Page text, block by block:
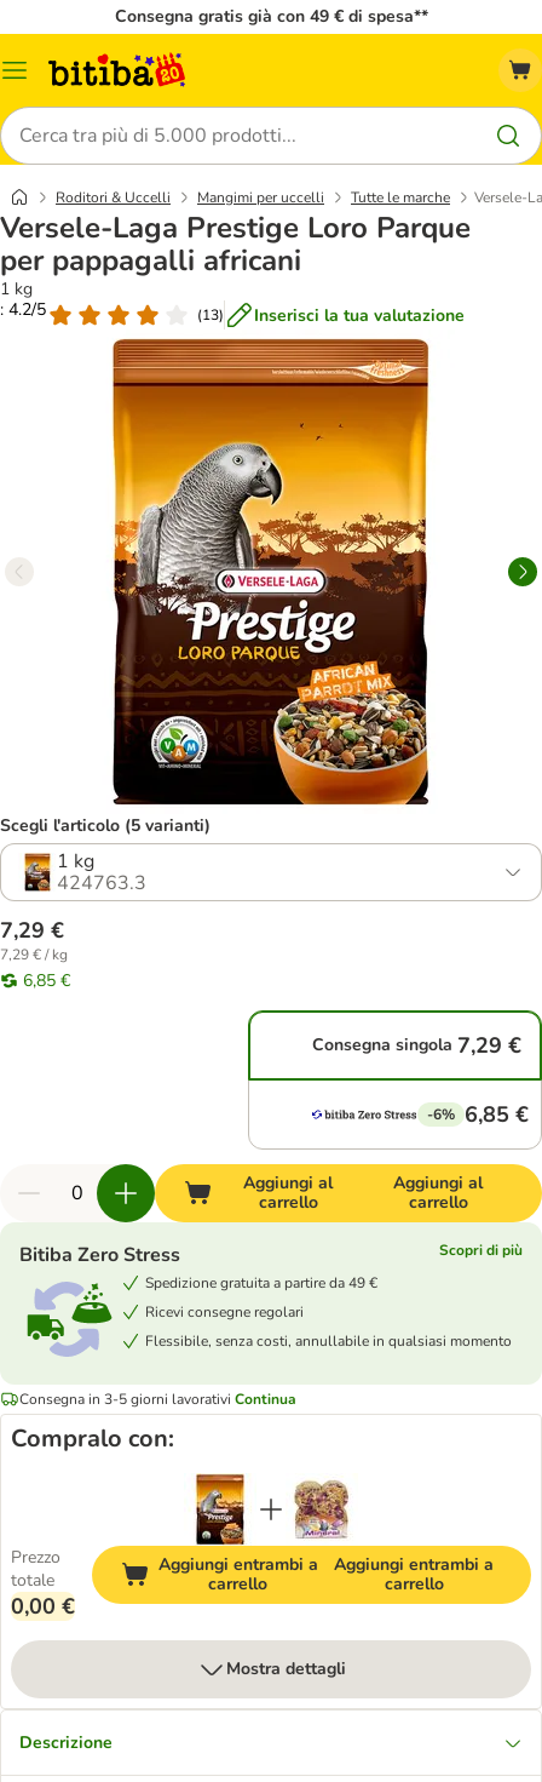
Consegna gratis già con 49 € di spesa**
Overview
Cerca
Roditori & Uccelli Mangimi per uccelli Tutte le marche Versele-
Versele-Laga Prestige Loro Parque
per pappagalli africani
1 kg
: 4.2/5
(13) Inserisci la tua valutazione
Scegli l'articolo (5 varianti)
1 kg
424763.3
7,29 €
7,29 € / kg
6,85 €
Consegna singola 7,29 €
-6% 6,85 €
Aggiungi al
carrello
Aggiungi al
carrello
Bitiba Zero Stress
Scopri di più
Spedizione gratuita a partire da 49 €
Ricevi consegne regolari
Flessibile, senza costi, annullabile in qualsiasi momento
Consegna in 3-5 giorni lavorativi Continua
Compralo con:
Prezzo
totale
0,00 €
Aggiungi entrambi a
carrello
Aggiungi entrambi a
carrello
Mostra dettagli
Descrizione